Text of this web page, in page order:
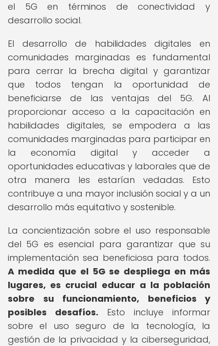
el 5G en términos de conectividad y
desarrollo social.
El desarrollo de habilidades digitales en
comunidades marginadas es fundamental
para cerrar la brecha digital y garantizar
que todos tengan la oportunidad de
beneficiarse de las ventajas del 5G. Al
proporcionar acceso a la capacitación en
habilidades digitales, se empodera a las
comunidades marginadas para participar en
la economía digital y acceder a
oportunidades educativas y laborales que de
otra manera les estarían vedadas. Esto
contribuye a una mayor inclusión social y a un
desarrollo más equitativo y sostenible.
La concientización sobre el uso responsable
del 5G es esencial para garantizar que su
implementación sea beneficiosa para todos.
A medida que el 5G se despliega en más
lugares, es crucial educar a la población
sobre su funcionamiento, beneficios y
posibles desafíos. Esto incluye informar
sobre el uso seguro de la tecnología, la
gestión de la privacidad y la ciberseguridad,